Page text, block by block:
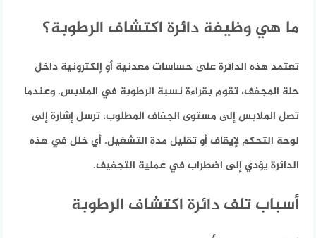
ما هي وظيفة دائرة اكتشاف الرطوبة؟
تعتمد هذه الدائرة على حساسات معدنية أو إلكترونية داخل
حلة المجفف، تقوم بقراءة نسبة الرطوبة في الملابس. وعندما
تصل الملابس إلى مستوى الجفاف المطلوب، ترسل إشارة إلى
لوحة التحكم لإيقاف أو تقليل مدة التشغيل. أي خلل في هذه
الدائرة يؤدي إلى اضطراب في عملية التجفيف.
أسباب تلف دائرة اكتشاف الرطوبة